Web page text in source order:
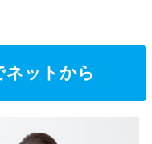
ネットから